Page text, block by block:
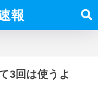
報
3回は使うよ